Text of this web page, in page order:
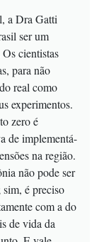
a Dra Gatti
ser um
cientistas
para não
real como
experimentos.
zero é
de implementá-
na região.
não pode ser
é preciso
com a do
de vida da